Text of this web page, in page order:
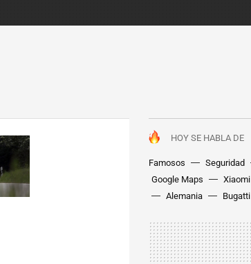
HOY SE HABLA DE
Famosos Seguridad
Google Maps
Xiaomi
Alemania
Bugatti